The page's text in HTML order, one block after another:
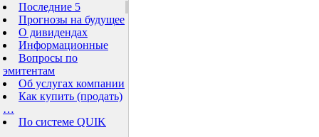
Последние 5
Прогнозы на будущее
О дивидендах
Информационные
Вопросы по
эмитентам
Об услугах компании
Как купить (продать)
…
По системе QUIK